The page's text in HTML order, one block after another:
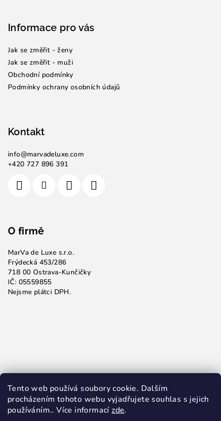
Tento web používá soubory cookie. Dalším
procházením tohoto webu vyjadřujete souhlas s jejich
používáním.. Více informacízde.
Informace pro vás
Jak se změřit - ženy
Jak se změřit - muži
Obchodní podmínky
Podmínky ochrany osobních údajů
Kontakt
info@marvadeluxe.com
+420 727 896 391
O firmě
MarVa de Luxe s.r.o.
Frýdecká 453/286
718 00 Ostrava-Kunčičky
IČ: 05559855
Nejsme plátci DPH.